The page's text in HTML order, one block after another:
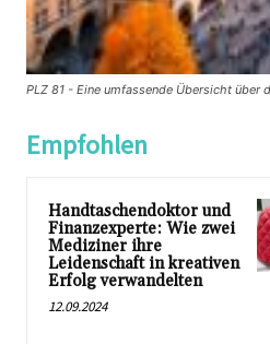
PLZ 81 - Eine umfassende Übersicht
Empfohlen
Handtaschendoktor und
Finanzexperte: Wie zwei
Mediziner ihre
Leidenschaft in kreativen
Erfolg verwandelten
12.09.2024